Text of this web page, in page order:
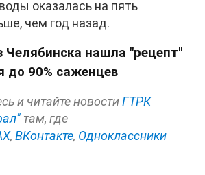
оказалась на пять
чем год назад.
Челябинска нашла "рецепт"
до 90% саженцев
и читайте новостиГТРК
там, где
, ВКонтакте, Одноклассники